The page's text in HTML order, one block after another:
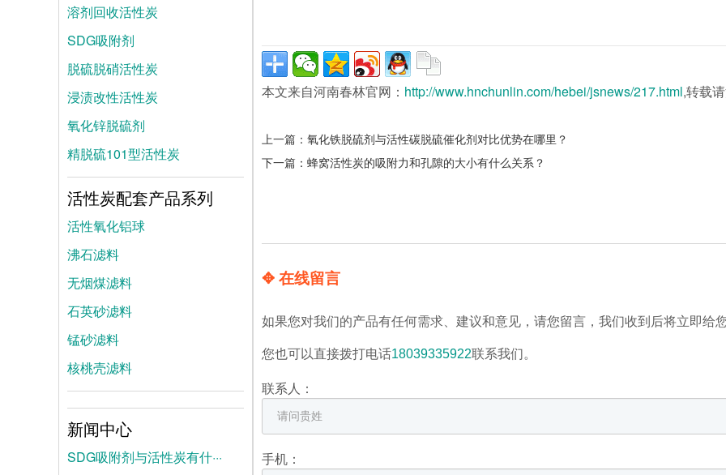
本文来自河南春林官网： http://www.hnchunlin.com/hebei/jsnews/217.html,转载
上一篇： 氧化铁脱硫剂与活性碳脱硫催化剂对比优势在哪里？
下一篇： 蜂窝活性炭的吸附力和孔隙的大小有什么关系？
✥ 在线留言
如果您对我们的产品有任何需求、建议和意见，请您留言，我们收到后将立即给您
您也可以直接拨打电话18039335922联系我们。
联系人：
手机：
溶剂回收活性炭
SDG吸附剂
脱硫脱硝活性炭
浸渍改性活性炭
氧化锌脱硫剂
精脱硫101型活性炭
活性炭配套产品系列
活性氧化铝球
沸石滤料
无烟煤滤料
石英砂滤料
锰砂滤料
核桃壳滤料
新闻中心
SDG吸附剂与活性炭有什···